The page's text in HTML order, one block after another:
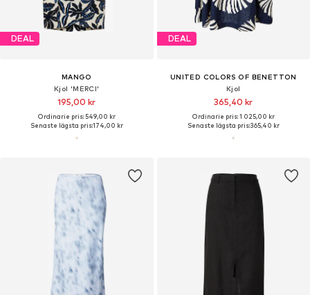
DEAL
MANGO
Kjol 'MERCI'
195,00 kr
Ordinarie pris: 549,00 kr
Senaste lägsta pris:174,00 kr
DEAL
UNITED COLORS OF BENETTON
Kjol
365,40 kr
Ordinarie pris: 1 025,00 kr
Senaste lägsta pris:365,40 kr